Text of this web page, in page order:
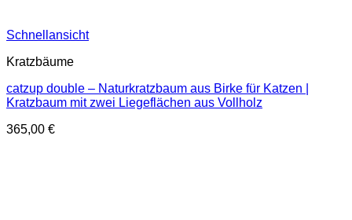
Schnellansicht
Kratzbäume
catzup double – Naturkratzbaum aus Birke für Katzen |
Kratzbaum mit zwei Liegeflächen aus Vollholz
365,00 €